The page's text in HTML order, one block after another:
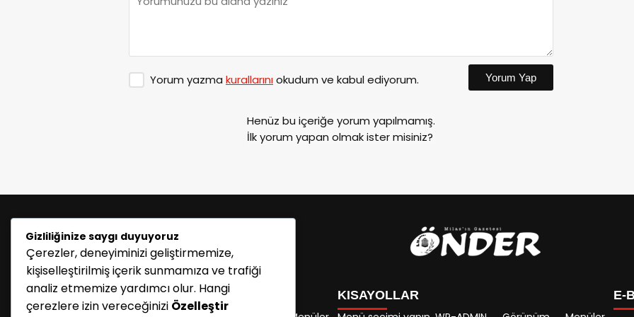
Yorum yazma kurallarınıokudum ve kabul ediyorum. Yorum Yap
Henüz bu içeriğe yorum yapılmamış.
İlk yorum yapan olmak ister misiniz?
KATEGORİLER
KISAYOLLAR
E-
Gizliliğinize saygı duyuyoruz
Çerezler, deneyiminizi geliştirmemize,
kişiselleştirilmiş içerik sunmamıza ve trafiği
analiz etmemize yardımcı olur. Hangi
çerezlere izin vereceğinizi Özelleştir